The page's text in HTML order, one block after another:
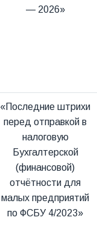
— 2026»
«Последние штрихи
перед отправкой в
налоговую
Бухгалтерской
(финансовой)
отчётности для
малых предприятий
по ФСБУ 4/2023»